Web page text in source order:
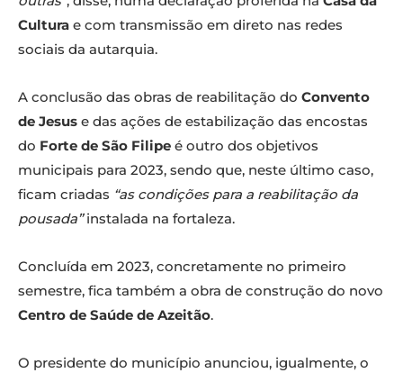
Cultura e com transmissão em direto nas redes
sociais da autarquia.
A conclusão das obras de reabilitação do Convento
de Jesus e das ações de estabilização das encostas
do Forte de São Filipe é outro dos objetivos
municipais para 2023, sendo que, neste último caso,
ficam criadas “as condições para a reabilitação da
pousada”instalada na fortaleza.
Concluída em 2023, concretamente no primeiro
semestre, fica também a obra de construção do novo
Centro de Saúde de Azeitão.
O presidente do município anunciou, igualmente, o